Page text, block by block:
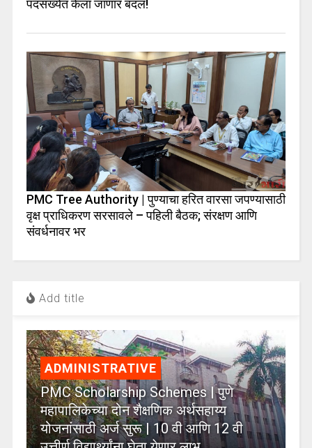
पदसंख्येत केला जाणार बदल!
PMC Tree Authority | पुण्याचा हरित वारसा जपण्यासाठी
वृक्ष प्राधिकरण सरसावले – पहिली बैठक; संरक्षण आणि
संवर्धनावर भर
Add title
ADMINISTRATIVE
PMC Scholarship Schemes | पुणे
महापालिकेच्या दोन शैक्षणिक अर्थसहाय्य
योजनांसाठी अर्ज सुरू | 10 वी आणि 12 वी